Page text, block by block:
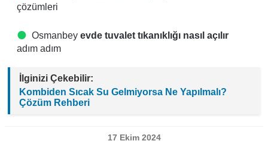
çözümleri
Osmanbey evde tuvalet tıkanıklığı nasıl açılır
adım adım
İlginizi Çekebilir:
Kombiden Sıcak Su Gelmiyorsa Ne Yapılmalı?
Çözüm Rehberi
17 Ekim 2024